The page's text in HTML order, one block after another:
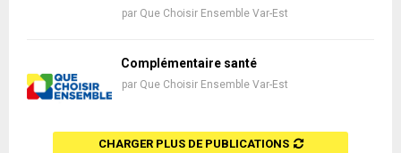
par Que Choisir Ensemble Var-Est
Complémentaire santé
par Que Choisir Ensemble Var-Est
CHARGER PLUS DE PUBLICATIONS